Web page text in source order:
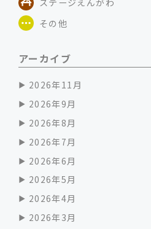
ステージえんがわ
その他
アーカイブ
2026年11月
2026年9月
2026年8月
2026年7月
2026年6月
2026年5月
2026年4月
2026年3月